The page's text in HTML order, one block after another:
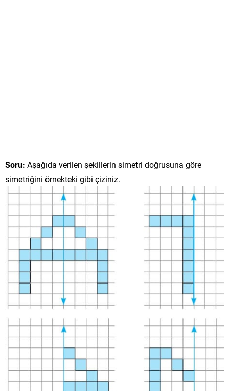
Soru: Aşağıda verilen şekillerin simetri doğrusuna göre
simetriğini örnekteki gibi çiziniz.